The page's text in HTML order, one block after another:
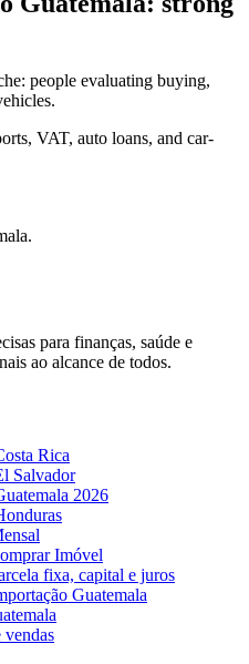
people evaluating buying,
VAT, auto loans, and car-
para finanças, saúde e
ao alcance de todos.
Rica
Salvador
2026
Imóvel
fixa, capital e juros
Guatemala
vendas